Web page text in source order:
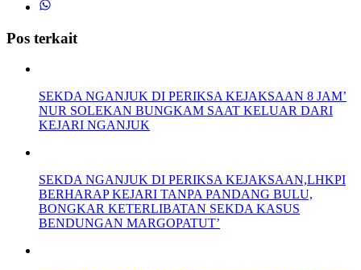
Pos terkait
SEKDA NGANJUK DI PERIKSA KEJAKSAAN 8 JAM’
NUR SOLEKAN BUNGKAM SAAT KELUAR DARI
KEJARI NGANJUK
SEKDA NGANJUK DI PERIKSA KEJAKSAAN,LHKPI
BERHARAP KEJARI TANPA PANDANG BULU,
BONGKAR KETERLIBATAN SEKDA KASUS
BENDUNGAN MARGOPATUT’